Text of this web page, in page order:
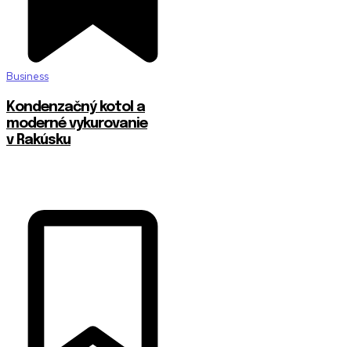
Business
Kondenzačný kotol a
moderné vykurovanie
v Rakúsku